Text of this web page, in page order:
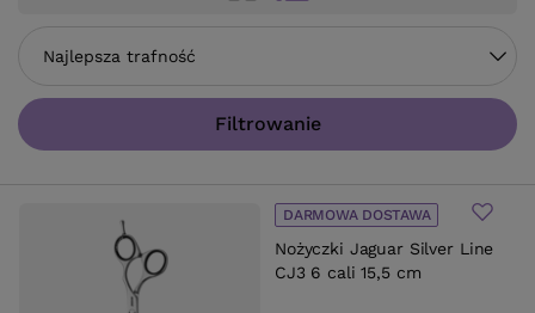
Zmień sortowanie
Najlepsza trafność
Filtrowanie
Nożyczki Jaguar Silver Line
CJ3 6 cali 15,5 cm
DARMOWA DOSTAWA